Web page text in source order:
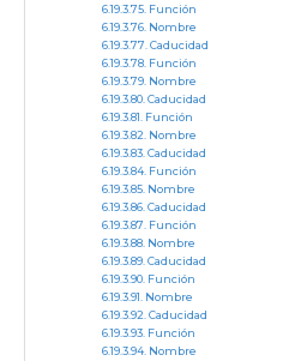
Función
Nombre
Caducidad
Función
Nombre
Caducidad
Función
Nombre
Caducidad
Función
Nombre
Caducidad
Función
Nombre
Caducidad
Función
Nombre
Caducidad
Función
Nombre